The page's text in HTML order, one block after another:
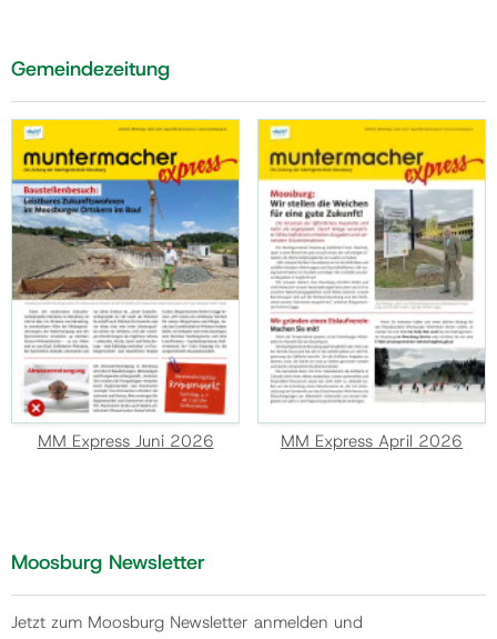
Gemeindezeitung
MM Express Juni 2026 MM Express April 2026
Moosburg Newsletter
Jetzt zum Moosburg Newsletter anmelden und